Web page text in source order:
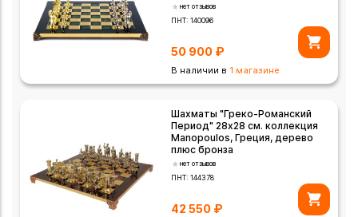
нет отзывов
ПНТ:140096
50 900 ₽
В наличии в 1 магазине
Шахматы "Греко-Романский
Период" 28х28 см. коллекция
Manopoulos, Греция, дерево
плюс бронза
нет отзывов
ПНТ:144378
42 550 ₽